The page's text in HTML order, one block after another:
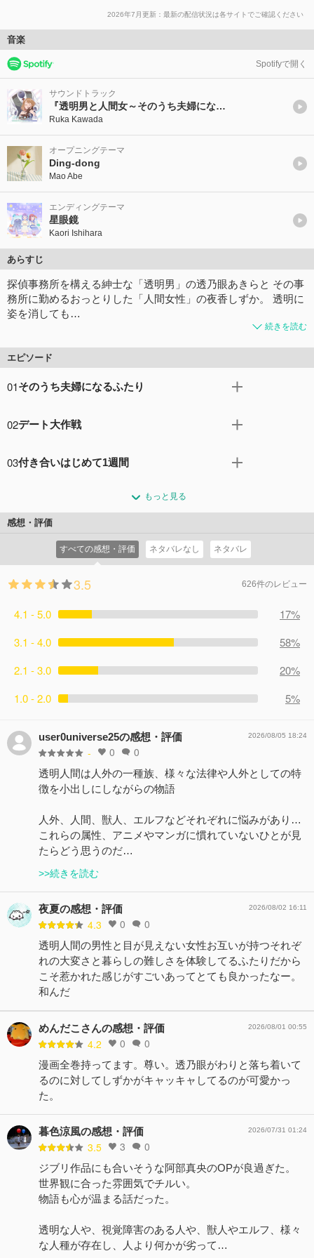
2026年7月更新：最新の配信状況は各サイトでご確認ください
音楽
Spotifyで開く
サウンドトラック
『透明男と人間女～そのうち夫婦になるふたり～』ORIGINAL SOUNDTRACK
Ruka Kawada
オープニングテーマ
Ding-dong
Mao Abe
エンディングテーマ
星眼鏡
Kaori Ishihara
あらすじ
探偵事務所を構える紳士な「透明男」の透乃眼あきらと その事
務所に勤めるおっとりした「人間女性」の夜香しずか。 透明に
姿を消しても…
続きを読む
エピソード
01そのうち夫婦になるふたり
の見えない人間女性・夜香しずかはある日、透明男の探
ようになっていった。彼の紳士的な一挙手一投足に胸を高
けるしずか。姉御肌な獣人女性の写螺子ルナや、ぶっきら
務所の慌ただしくもほほえましい日常が今日も始まった。
02デート大作戦
ルマとホワイトエルフのライトが夫婦で経営する紅茶専門
ドにチャレンジしつつもさらに距離を縮めていく透乃眼と
しずか。デートは無事に終わったものの、しばらくして今
度はカルマとライトが依頼人として透乃眼探偵事務所へと
やってきた。夫妻は不審な一団によって監視、追跡される
というストーカー被害を訴えており、事態は探偵事務所の
コメント12件拍手36回
03付き合いはじめて1週間
しずか。仕事とプライベートとの切り分けに悩みながら
も、ふたりはふとしたことで胸が高鳴るような日常を送っ
れたしずかの母は事情を知っているカルマの失言により、
ふたりが交際していることを知ってしまう。また、写螺子
と鬼木羅もふたりの関係性に言及し、ふたりが恋人である
斑糸の関係性も明かされて……。
もっと見る
感想・評価
すべての感想・評価 ネタバレなし ネタバレ
3.5 626件のレビュー
4.1 - 5.0
17%
3.1 - 4.0
58%
2.1 - 3.0
20%
1.0 - 2.0
5%
user0universe25の感想・評価
- 0 0
2026/08/05 18:24
透明人間は人外の一種族、様々な法律や人外としての特
徴を小出しにしながらの物語
人外、人間、獣人、エルフなどそれぞれに悩みがあり…
これらの属性、アニメやマンガに慣れていないひとが見
たらどう思うのだ…
>>続きを読む
夜夏の感想・評価
4.3 0 0
2026/08/02 16:11
透明人間の男性と目が見えない女性お互いが持つそれぞ
れの大変さと暮らしの難しさを体験してるふたりだから
こそ惹かれた感じがすごいあってとても良かったなー。
和んだ
めんだこさんの感想・評価
4.2 0 0
2026/08/01 00:55
漫画全巻持ってます。尊い。透乃眼がわりと落ち着いて
るのに対してしずかがキャッキャしてるのが可愛かっ
た。
暮色涼風の感想・評価
3.5 3 0
2026/07/31 01:24
ジブリ作品にも合いそうな阿部真央のOPが良過ぎた。
世界観に合った雰囲気でチルい。
物語も心が温まる話だった。
透明な人や、視覚障害のある人や、獣人やエルフ、様々
な人種が存在し、人より何かが劣って…